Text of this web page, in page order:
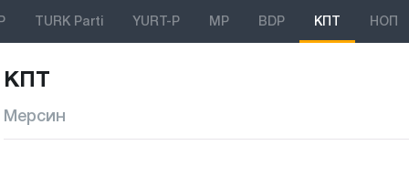
TURK Parti YURT-P MP BDP КПТ НОП
КПТ
Мерсин